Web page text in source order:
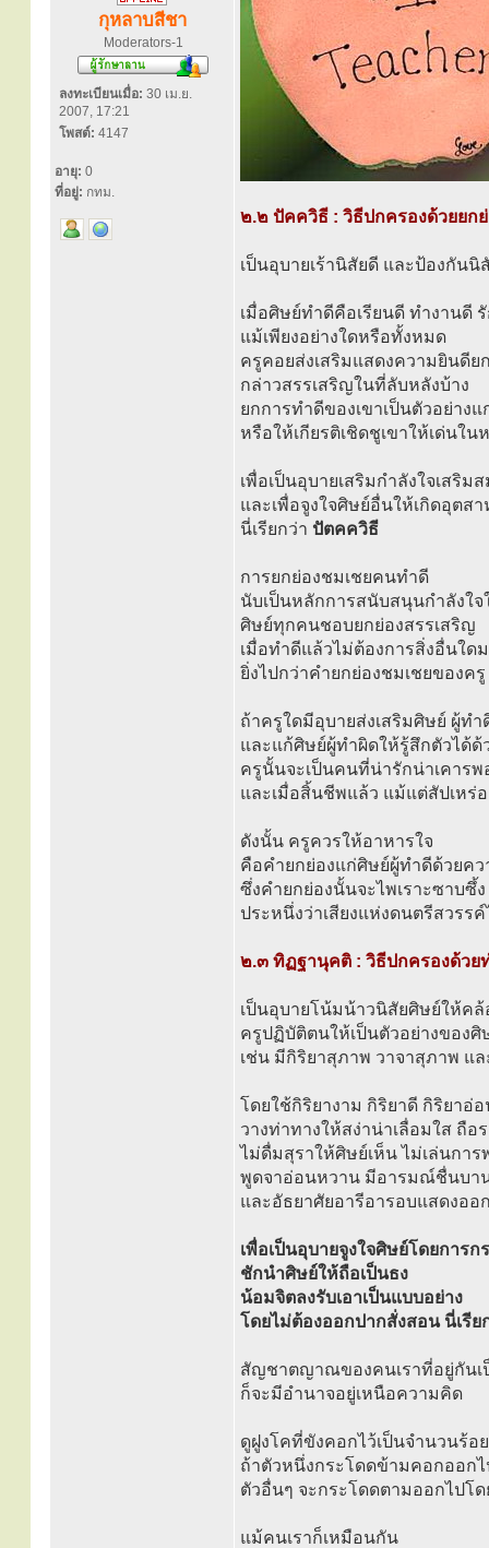
กุหลาบสีชา
Moderators-1
ลงทะเบียนเมื่อ: 30 เม.ย.
2007, 17:21
โพสต์: 4147
อายุ: 0
ที่อยู่: กทม.
๒.๒ ปัคควิธี : วิธีปกครองด้วยยก
เป็นอุบายเร้านิสัยดี และป้องกันนิ
เมื่อศิษย์ทำดีคือเรียนดี ทำงานดี
แม้เพียงอย่างใดหรือทั้งหมด
ครูคอยส่งเสริมแสดงความยินดี
กล่าวสรรเสริญในที่ลับหลังบ้าง
ยกการทำดีของเขาเป็นตัวอย่างแ
หรือให้เกียรติเชิดชูเขาให้เด่นใน
เพื่อเป็นอุบายเสริมกำลังใจเสริ
และเพื่อจูงใจศิษย์อื่นให้เกิดอุตส
นี่เรียกว่า ปัตคควิธี
การยกย่องชมเชยคนทำดี
นับเป็นหลักการสนับสนุนกำลังใ
ศิษย์ทุกคนชอบยกย่องสรรเสริญ
เมื่อทำดีแล้วไม่ต้องการสิ่งอื่นใด
ยิ่งไปกว่าคำยกย่องชมเชยของครู
ถ้าครูใดมีอุบายส่งเสริมศิษย์ ผู้ทำ
และแก้ศิษย์ผู้ทำผิดให้รู้สึกตัวได้ด้
ครูนั้นจะเป็นคนที่น่ารักน่าเคารพ
และเมื่อสิ้นชีพแล้ว แม้แต่สัปเหร่อ
ดังนั้น ครูควรให้อาหารใจ
คือคำยกย่องแก่ศิษย์ผู้ทำดีด้วยค
ซึ่งคำยกย่องนั้นจะไพเราะซาบซึ้ง
ประหนึ่งว่าเสียงแห่งดนตรีสวรร
๒.๓ ทิฏฐานุคติ : วิธีปกครองด้วย
เป็นอุบายโน้มน้าวนิสัยศิษย์ให้คล้
ครูปฏิบัติตนให้เป็นตัวอย่างของศิ
เช่น มีกิริยาสุภาพ วาจาสุภาพ แ
โดยใช้กิริยางาม กิริยาดี กิริยาอ่
วางท่าทางให้สง่าน่าเลื่อมใส ถือ
ไม่ดื่มสุราให้ศิษย์เห็น ไม่เล่นกา
พูดจาอ่อนหวาน มีอารมณ์ชื่นบา
และอัธยาศัยอารีอารอบแสดงออ
เพื่อเป็นอุบายจูงใจศิษย์โดยการก
ชักนำศิษย์ให้ถือเป็นธง
น้อมจิตลงรับเอาเป็นแบบอย่าง
โดยไม่ต้องออกปากสั่งสอน นี่เรี
สัญชาตญาณของคนเราที่อยู่กัน
ก็จะมีอำนาจอยู่เหนือความคิด
ดูฝูงโคที่ขังคอกไว้เป็นจำนวนร้อ
ถ้าตัวหนึ่งกระโดดข้ามคอกออก
ตัวอื่นๆ จะกระโดดตามออกไปโ
แม้คนเราก็เหมือนกัน